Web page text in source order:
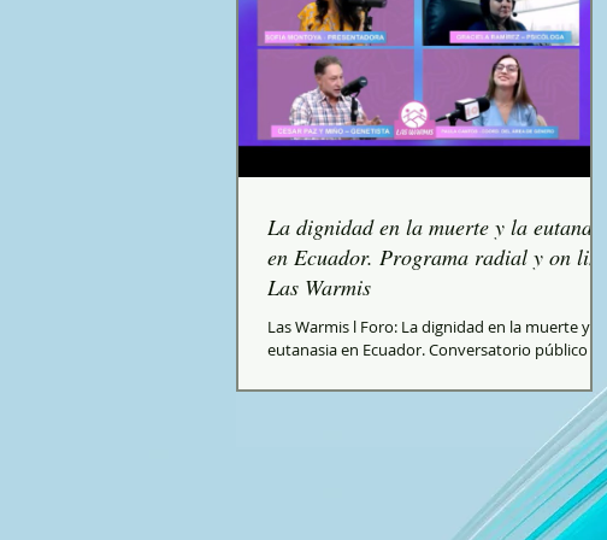
La dignidad en la muerte y la eutanasia
en Ecuador. Programa radial y on line
Las Warmis
Las Warmis l Foro: La dignidad en la muerte y la
eutanasia en Ecuador. Conversatorio público